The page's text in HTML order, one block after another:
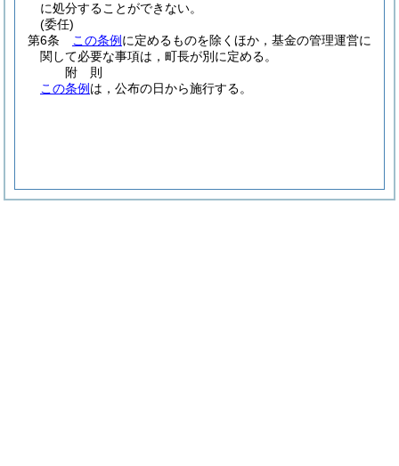
に処分することができない。
(委任)
第6条
この条例 に定めるものを除くほか，基金の管理運営に
関して必要な事項は，町長が別に定める。
附 則
この条例 は，公布の日から施行する。